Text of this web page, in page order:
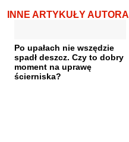
INNE ARTYKUŁY AUTORA
Po upałach nie wszędzie
spadł deszcz. Czy to dobry
moment na uprawę
ścierniska?